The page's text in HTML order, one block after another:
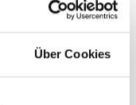
Über Cookies